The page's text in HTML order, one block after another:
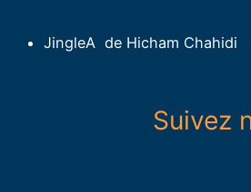
JingleA de Hicham Chahidi
Suivez